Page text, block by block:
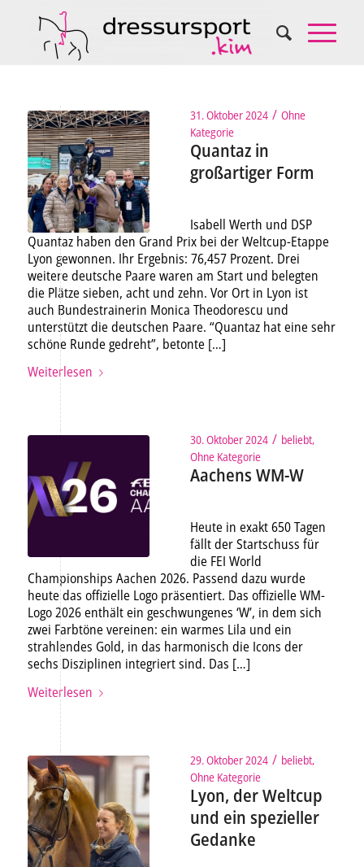
31. Oktober 2024 / Ohne
Kategorie
Quantaz in
großartiger Form
Isabell Werth und DSP
Quantaz haben den Grand Prix bei der Weltcup-Etappe
Lyon gewonnen. Ihr Ergebnis: 76,457 Prozent. Drei
weitere deutsche Paare waren am Start und belegten
die Plätze sieben, acht und zehn. Vor Ort in Lyon ist
auch Bundestrainerin Monica Theodorescu und
unterstützt die deutschen Paare. “Quantaz hat eine sehr
schöne Runde gedreht”, betonte […]
Weiterlesen
30. Oktober 2024 / beliebt,
Ohne Kategorie
Aachens WM-W
Heute in exakt 650 Tagen
fällt der Startschuss für
die FEI World
Championships Aachen 2026. Passend dazu wurde
heute das offizielle Logo präsentiert. Das offizielle WM-
Logo 2026 enthält ein geschwungenes ‘W’, in dem sich
zwei Farbtöne vereinen: ein warmes Lila und ein
strahlendes Gold, in das harmonisch die Icons der
sechs Disziplinen integriert sind. Das […]
Weiterlesen
29. Oktober 2024 / beliebt,
Ohne Kategorie
Lyon, der Weltcup
und ein spezieller
Gedanke